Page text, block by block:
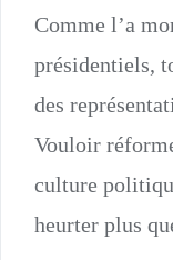
Comme l’a
présidentiels,
des
Vouloir
culture
heurter plus